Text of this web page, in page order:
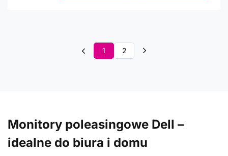
1 2
Monitory poleasingowe Dell –
idealne do biura i domu